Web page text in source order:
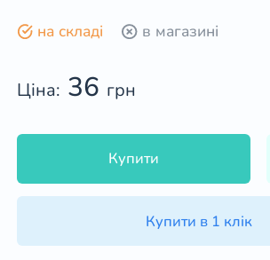
на складі в магазині
Ціна: 36 грн
Купити
Купити в 1 клік